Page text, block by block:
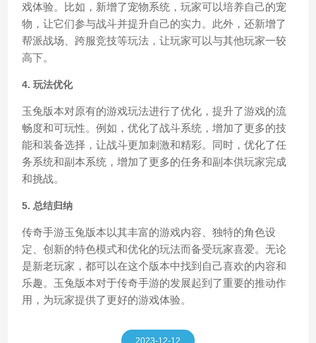
戏体验。比如，新增了宠物系统，玩家可以培养自己的宠
物，让它们参与战斗并提升自己的实力。此外，还新增了
帮派战场、跨服竞技等玩法，让玩家可以与其他玩家一较
高下。
4. 玩法优化
玉兔版本对原有的游戏玩法进行了优化，提升了游戏的流
畅度和可玩性。例如，优化了战斗系统，增加了更多的技
能和装备选择，让战斗更加刺激和精彩。同时，优化了任
务系统和副本系统，增加了更多的任务和副本供玩家完成
和挑战。
5. 总结归纳
传奇手游玉兔版本以其丰富的游戏内容、独特的角色设
定、创新的特色模式和优化的玩法而备受玩家喜爱。无论
是新老玩家，都可以在这个版本中找到自己喜欢的内容和
乐趣。玉兔版本对于传奇手游的发展起到了重要的推动作
用，为玩家提供了更好的游戏体验。
2023-12-12